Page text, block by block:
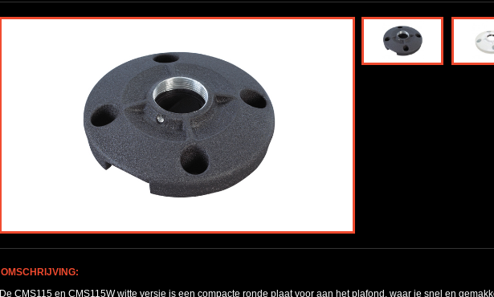
OMSCHRIJVING:
De CMS115 en CMS115W witte versie is een compacte ronde plaat voor aan het plafond, waar je snel en